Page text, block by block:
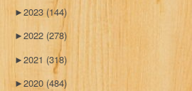
►2023 (144)
►2022 (278)
►2021 (318)
►2020 (484)